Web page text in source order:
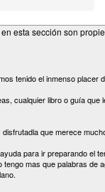
esta sección son
tenido el inmenso placer
cualquier libro o guía que
que merece
para ir preparando el
mas que palabras de